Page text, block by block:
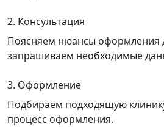
2. Консультация
Поясняем нюансы оформления
запрашиваем необходимые
3. Оформление
Подбираем подходящую
процесс оформления.